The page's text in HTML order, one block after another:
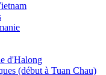
d'Halong
(début à Tuan Chau)